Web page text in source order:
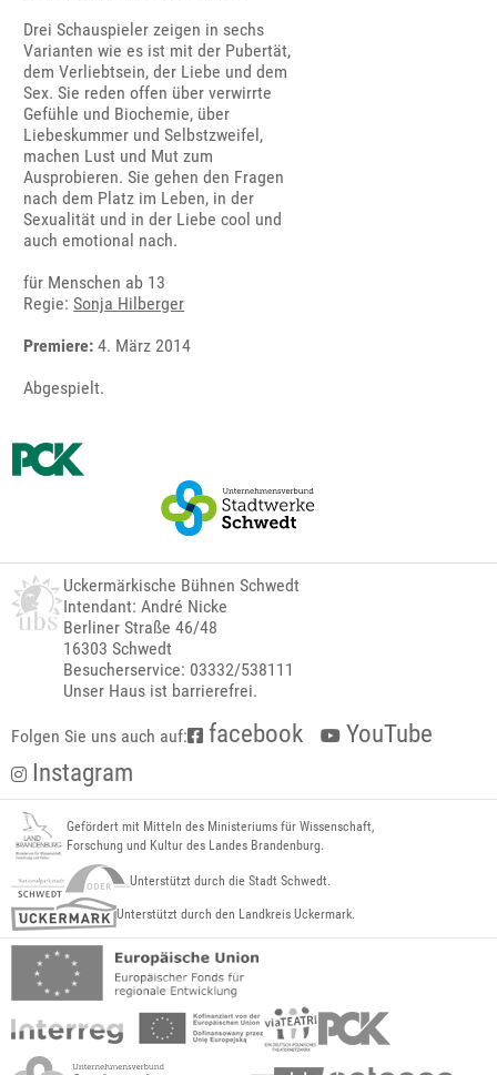
Drei Schauspieler zeigen in sechs
Varianten wie es ist mit der Pubertät,
dem Verliebtsein, der Liebe und dem
Sex. Sie reden offen über verwirrte
Gefühle und Biochemie, über
Liebeskummer und Selbstzweifel,
machen Lust und Mut zum
Ausprobieren. Sie gehen den Fragen
nach dem Platz im Leben, in der
Sexualität und in der Liebe cool und
auch emotional nach.
für Menschen ab 13
Regie:Sonja Hilberger
Premiere: 4. März 2014
Abgespielt.
Uckermärkische Bühnen Schwedt
Intendant: André Nicke
Berliner Straße 46/48
16303 Schwedt
Besucherservice: 03332/538111
Unser Haus ist barrierefrei.
Folgen Sie uns auch auf: facebook
YouTube
Instagram
Gefördert mit Mitteln des Ministeriums für Wissenschaft,
Forschung und Kultur des Landes Brandenburg.
Unterstützt durch die Stadt Schwedt.
Unterstützt durch den Landkreis Uckermark.